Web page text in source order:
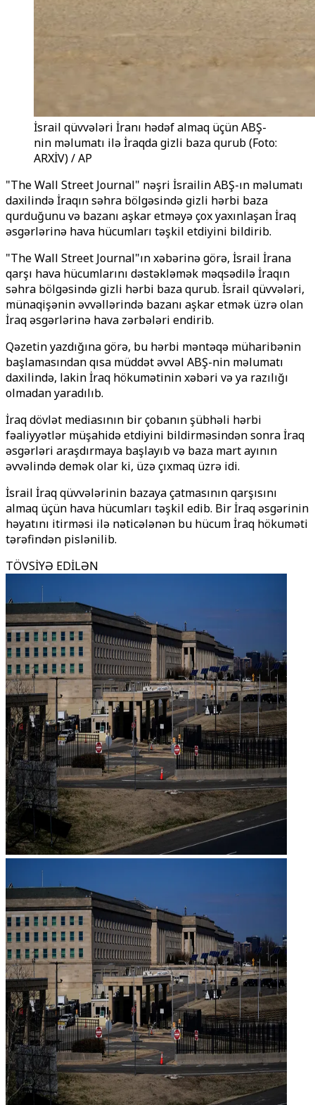
İsrail qüvvələri İranı hədəf almaq üçün ABŞ-
nin məlumatı ilə İraqda gizli baza qurub (Foto:
ARXİV) / AP
"The Wall Street Journal" nəşri İsrailin ABŞ-ın məlumatı
daxilində İraqın səhra bölgəsində gizli hərbi baza
qurduğunu və bazanı aşkar etməyə çox yaxınlaşan İraq
əsgərlərinə hava hücumları təşkil etdiyini bildirib.
"The Wall Street Journal"ın xəbərinə görə, İsrail İrana
qarşı hava hücumlarını dəstəkləmək məqsədilə İraqın
səhra bölgəsində gizli hərbi baza qurub. İsrail qüvvələri,
münaqişənin əvvəllərində bazanı aşkar etmək üzrə olan
İraq əsgərlərinə hava zərbələri endirib.
Qəzetin yazdığına görə, bu hərbi məntəqə müharibənin
başlamasından qısa müddət əvvəl ABŞ-nin məlumatı
daxilində, lakin İraq hökumətinin xəbəri və ya razılığı
olmadan yaradılıb.
İraq dövlət mediasının bir çobanın şübhəli hərbi
fəaliyyətlər müşahidə etdiyini bildirməsindən sonra İraq
əsgərləri araşdırmaya başlayıb və baza mart ayının
əvvəlində demək olar ki, üzə çıxmaq üzrə idi.
İsrail İraq qüvvələrinin bazaya çatmasının qarşısını
almaq üçün hava hücumları təşkil edib. Bir İraq əsgərinin
həyatını itirməsi ilə nəticələnən bu hücum İraq hökuməti
tərəfindən pislənilib.
TÖVSİYƏ EDİLƏN